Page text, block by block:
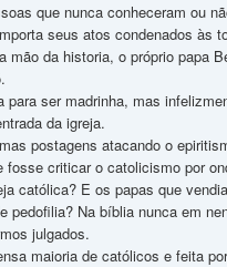
que nunca conheceram ou
seus atos condenados às
mão da historia, o próprio papa
ser madrinha, mas
da igreja.
postagens atacando o
criticar o catolicismo por
católica? E os papas que
pedofilia? Na bíblia nunca em
julgados.
maioria de católicos e feita